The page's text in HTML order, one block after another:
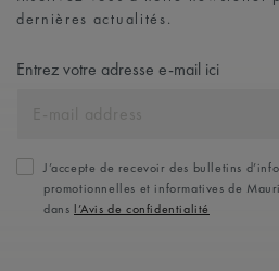
dernières actualités.
Entrez votre adresse e-mail ici
J’accepte de recevoir des bulletins
promotionnelles et informatives de
dans l’Avis de confidentialité